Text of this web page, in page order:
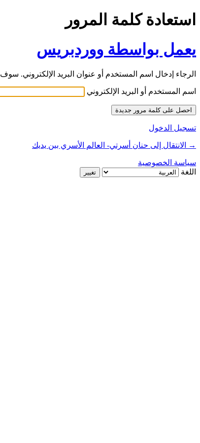
استعادة كلمة المرور
يعمل بواسطة ووردبريس
الرجاء إدخال اسم المستخدم أو عنوان البريد الإلكتروني.
اسم المستخدم أو البريد الإلكتروني
تسجيل الدخول
→ الانتقال إلى حنان أسرتي- العالم الأسري بين يديك
سياسة الخصوصية
اللغة